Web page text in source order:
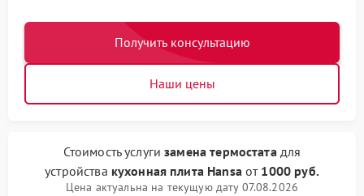
Получить консультацию
Наши цены
Стоимость услугизамена термостатадля
устройства кухонная плита Hansaот 1000 руб.
Цена актуальна на текущую дату 07.08.2026